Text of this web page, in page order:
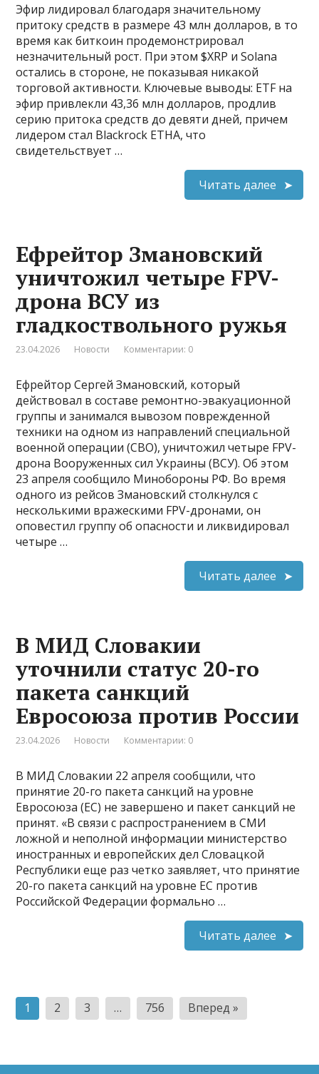
Эфир лидировал благодаря значительному
притоку средств в размере 43 млн долларов, в то
время как биткоин продемонстрировал
незначительный рост. При этом $XRP и Solana
остались в стороне, не показывая никакой
торговой активности. Ключевые выводы: ETF на
эфир привлекли 43,36 млн долларов, продлив
серию притока средств до девяти дней, причем
лидером стал Blackrock ETHA, что
свидетельствует …
Читать далее
Ефрейтор Змановский
уничтожил четыре FPV-
дрона ВСУ из
гладкоствольного ружья
23.04.2026 Новости Комментарии: 0
Ефрейтор Сергей Змановский, который
действовал в составе ремонтно-эвакуационной
группы и занимался вывозом поврежденной
техники на одном из направлений специальной
военной операции (СВО), уничтожил четыре FPV-
дрона Вооруженных сил Украины (ВСУ). Об этом
23 апреля сообщило Минобороны РФ. Во время
одного из рейсов Змановский столкнулся с
несколькими вражескими FPV-дронами, он
оповестил группу об опасности и ликвидировал
четыре …
Читать далее
В МИД Словакии
уточнили статус 20-го
пакета санкций
Евросоюза против России
23.04.2026 Новости Комментарии: 0
В МИД Словакии 22 апреля сообщили, что
принятие 20-го пакета санкций на уровне
Евросоюза (ЕС) не завершено и пакет санкций не
принят. «В связи с распространением в СМИ
ложной и неполной информации министерство
иностранных и европейских дел Словацкой
Республики еще раз четко заявляет, что принятие
20-го пакета санкций на уровне ЕС против
Российской Федерации формально …
Читать далее
Пагинация
записей
1 2 3 … 756 Вперед »